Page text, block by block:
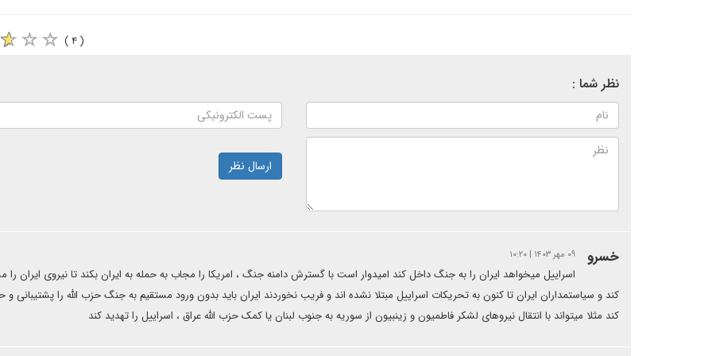
( ۴ )
نظر شما :
ارسال نظر
خسرو ۰۹ مهر ۱۴۰۳ | ۱۰:۲۰
اسراییل میخواهد ایران را به جنگ داخل کند امیدوار است با گسترش دامنه جنگ ، امریکا را مجاب به حمله به ایران بکند تا نیروی ایران
کند و سیاستمداران ایران تا کنون به تحریکات اسراییل مبتلا نشده اند و فریب نخوردند ایران باید بدون ورود مستقیم به جنگ حزب الله را پشتیبانی
کند مثلا میتواند با انتقال نیروهای لشکر فاطمیون و زینبیون از سوریه به جنوب لبنان یا کمک حزب الله عراق ، اسراییل را تهدید کند